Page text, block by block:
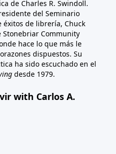
de Charles R. Swindoll.
del Seminario
éxitos de librería, Chuck
Community
hace lo que más le
dispuestos. Su
ha sido escuchado en el
desde 1979.
with Carlos A.